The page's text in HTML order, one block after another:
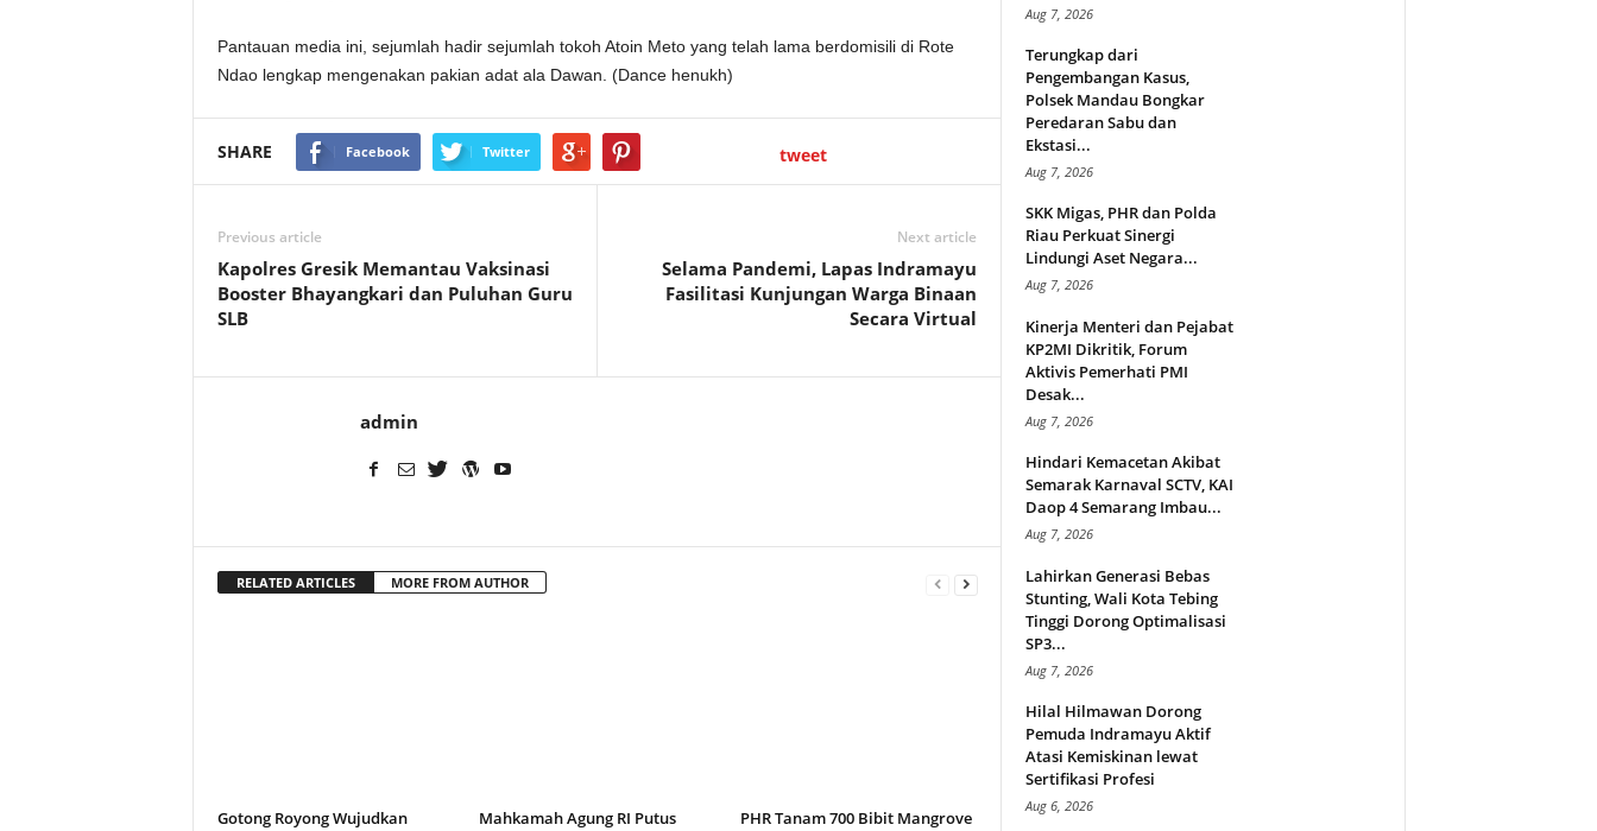
Pantauan media ini, sejumlah hadir sejumlah tokoh Atoin Meto yang telah lama berdomisili di Rote
Ndao lengkap mengenakan pakian adat ala Dawan. (Dance henukh)
SHARE Facebook Twitter tweet
Previous article
Kapolres Gresik Memantau Vaksinasi
Booster Bhayangkari dan Puluhan Guru
SLB
Next article
Selama Pandemi, Lapas Indramayu
Fasilitasi Kunjungan Warga Binaan
Secara Virtual
admin
RELATED ARTICLES MORE FROM AUTHOR
Gotong Royong Wujudkan
Mahkamah Agung RI Putus
PHR Tanam 700 Bibit Mangrove
Aug 7, 2026
Terungkap dari
Pengembangan Kasus,
Polsek Mandau Bongkar
Peredaran Sabu dan
Ekstasi...
Aug 7, 2026
SKK Migas, PHR dan Polda
Riau Perkuat Sinergi
Lindungi Aset Negara...
Aug 7, 2026
Kinerja Menteri dan Pejabat
KP2MI Dikritik, Forum
Aktivis Pemerhati PMI
Desak...
Aug 7, 2026
Hindari Kemacetan Akibat
Semarak Karnaval SCTV, KAI
Daop 4 Semarang Imbau...
Aug 7, 2026
Lahirkan Generasi Bebas
Stunting, Wali Kota Tebing
Tinggi Dorong Optimalisasi
SP3...
Aug 7, 2026
Hilal Hilmawan Dorong
Pemuda Indramayu Aktif
Atasi Kemiskinan lewat
Sertifikasi Profesi
Aug 6, 2026